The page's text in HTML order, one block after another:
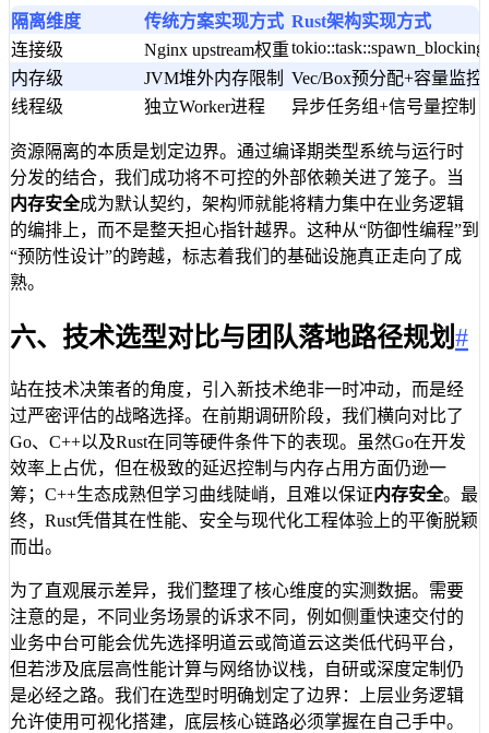
隔离维度 传统方案实现方式 Rust架构实现方式
连接级
Nginx upstream权重tokio::task::spawn_blocking
内存级
JVM堆外内存限制 Vec/Box预分配+容量监控
线程级
独立Worker进程 异步任务组+信号量控制
资源隔离的本质是划定边界。通过编译期类型系统与运行时
分发的结合，我们成功将不可控的外部依赖关进了笼子。当
内存安全成为默认契约，架构师就能将精力集中在业务逻辑
的编排上，而不是整天担心指针越界。这种从“防御性编程”到
“预防性设计”的跨越，标志着我们的基础设施真正走向了成
熟。
六、技术选型对比与团队落地路径规划#
站在技术决策者的角度，引入新技术绝非一时冲动，而是经
过严密评估的战略选择。在前期调研阶段，我们横向对比了
Go、C++以及Rust在同等硬件条件下的表现。虽然Go在开发
效率上占优，但在极致的延迟控制与内存占用方面仍逊一
筹；C++生态成熟但学习曲线陡峭，且难以保证内存安全。最
终，Rust凭借其在性能、安全与现代化工程体验上的平衡脱颖
而出。
为了直观展示差异，我们整理了核心维度的实测数据。需要
注意的是，不同业务场景的诉求不同，例如侧重快速交付的
业务中台可能会优先选择明道云或简道云这类低代码平台，
但若涉及底层高性能计算与网络协议栈，自研或深度定制仍
是必经之路。我们在选型时明确划定了边界：上层业务逻辑
允许使用可视化搭建，底层核心链路必须掌握在自己手中。